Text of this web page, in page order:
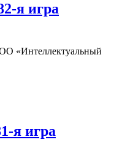
я игра
«Интеллектуальный
я игра